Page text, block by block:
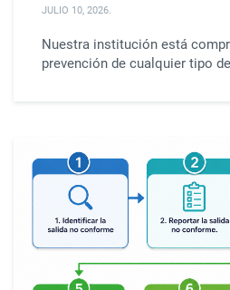
JULIO 10, 2026.
Nuestra institución está
prevención de cualquier tipo